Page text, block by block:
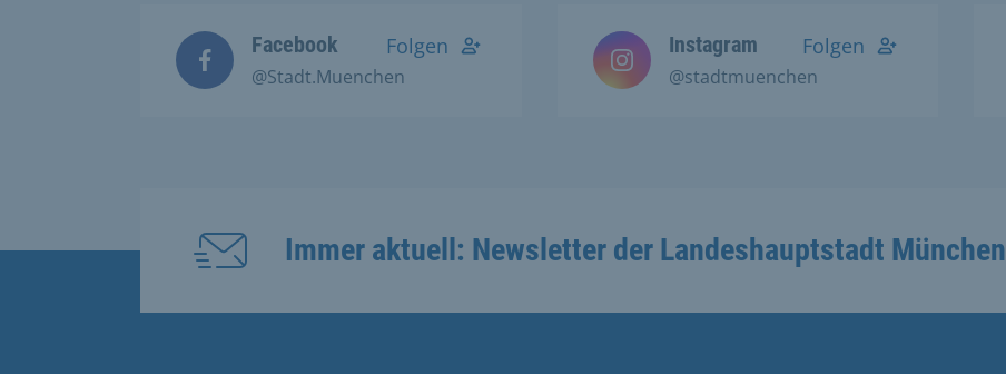
Facebook
@Stadt.Muenchen
Folgen Instagram
@stadtmuenchen
Folgen
Immer aktuell: Newsletter der Landeshauptstadt München